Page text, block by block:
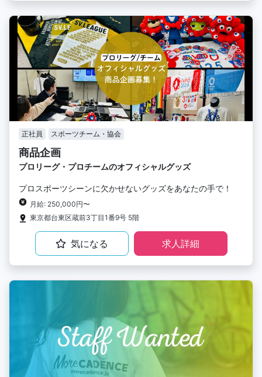
正社員 スポーツチーム・協会
商品企画
プロリーグ・プロチームのオフィシャルグッズ
プロスポーツシーンに欠かせないグッズをあなたの手で！
月給: 250,000円〜
東京都台東区蔵前3丁目1番9号 5階
気になる 求人詳細